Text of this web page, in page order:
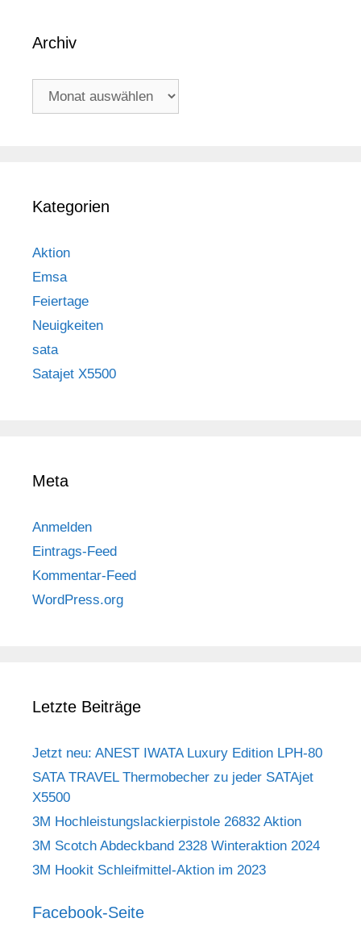
Archiv
Archiv
Kategorien
Aktion
Emsa
Feiertage
Neuigkeiten
sata
Satajet X5500
Meta
Anmelden
Eintrags-Feed
Kommentar-Feed
WordPress.org
Letzte Beiträge
Jetzt neu: ANEST IWATA Luxury Edition LPH-80
SATA TRAVEL Thermobecher zu jeder SATAjet
X5500
3M Hochleistungslackierpistole 26832 Aktion
3M Scotch Abdeckband 2328 Winteraktion 2024
3M Hookit Schleifmittel-Aktion im 2023
Facebook-Seite